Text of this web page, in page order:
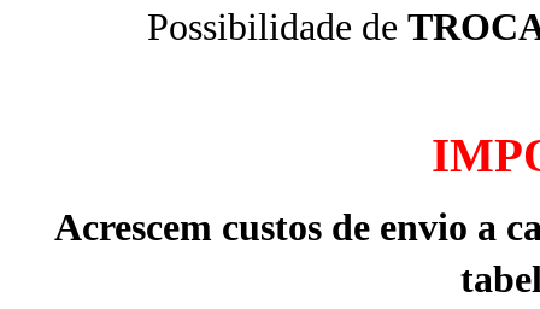
Possibilidade de
Acrescem custos de envio a